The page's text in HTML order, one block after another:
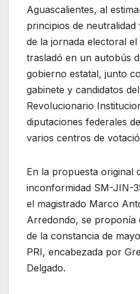
Aguascalientes, al
principios de neutralidad
de la jornada electoral
trasladó en un autobús
gobierno estatal, junto
gabinete y candidatos
Revolucionario
diputaciones federales
varios centros de
En la propuesta original
inconformidad SM-JIN-
el magistrado Marco
Arredondo, se proponía
de la constancia de
PRI, encabezada por
Delgado.